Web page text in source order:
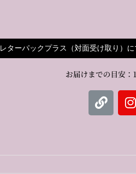
レターパックプラス（対面受け取り）
お届けまでの目安：